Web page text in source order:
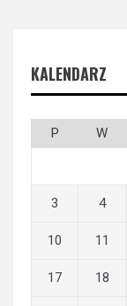
KALENDARZ
P W
3 4
10 11
17 18